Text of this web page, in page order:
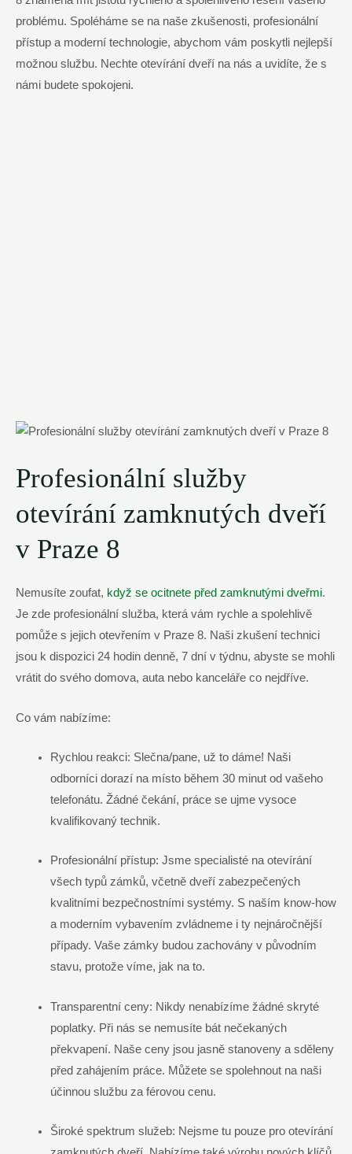
problému. Spoléháme se‌ na naše zkušenosti, profesionální‍
přístup⁣ a ​moderní technologie,⁤ abychom vám poskytli nejlepší‍
možnou službu.⁤ Nechte⁣ otevírání ‌dveří na nás a uvidíte,⁢ že s
námi budete spokojeni.
Profesionální ‍služby
otevírání zamknutých dveří
v Praze 8
Nemusíte zoufat, když se ocitnete před zamknutými ⁢dveřmi.
Je zde ‍profesionální ‍služba, která vám ⁤rychle a⁤ spolehlivě
pomůže s jejich otevřením v Praze ⁤8. Naši​ zkušení technici
jsou k dispozici‌ 24 hodin denně, 7 dní ​v týdnu, abyste se mohli
vrátit do svého domova,⁢ auta nebo kanceláře ⁣co nejdříve.
Co vám nabízíme:
Rychlou ⁣reakci: Slečna/pane, už to dáme! Naši
‌odborníci⁤ dorazí na místo⁢ během ​30 minut od vašeho
telefonátu. ⁤Žádné ⁣čekání, práce se ujme ⁢vysoce
⁢kvalifikovaný technik.
Profesionální přístup: Jsme​ specialisté na otevírání‍
všech typů ​zámků, včetně dveří ⁣zabezpečených
kvalitními bezpečnostními‌ systémy. S naším know-how⁢
a‌ moderním vybavením zvládneme i ty nejnáročnější
případy. Vaše zámky‍ budou⁣ zachovány v původním
stavu, ​protože‌ víme, jak na to.
Transparentní ceny: Nikdy nenabízíme žádné skryté
poplatky. Při⁣ nás se⁢ nemusíte bát nečekaných⁣
překvapení. ‍Naše ceny jsou ‌jasně ⁢stanoveny⁣ a ⁤sděleny⁢
před zahájením⁢ práce. Můžete se spolehnout na naši ​
účinnou službu‌ za férovou cenu.
Široké spektrum ‌služeb: Nejsme tu pouze pro otevírání